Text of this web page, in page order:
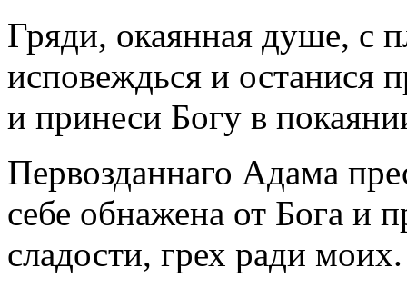
Гряди, окаянная душе, с
исповеждься и останися
и принеси Богу в
Первозданнаго Адама
себе обнажена от Бога и
сладости, грех ради моих.